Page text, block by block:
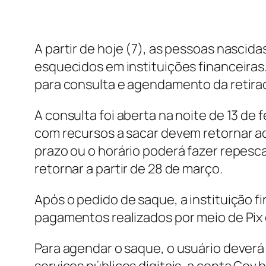
A partir de hoje (7), as pessoas
esquecidos em instituições
para consulta e agendamento da
A consulta foi aberta na noite de 13 de
com recursos a sacar devem retornar
prazo ou o horário poderá fazer
retornar a partir de 28 de março.
Após o pedido de saque, a instituição
pagamentos realizados por meio de
Para agendar o saque, o usuário